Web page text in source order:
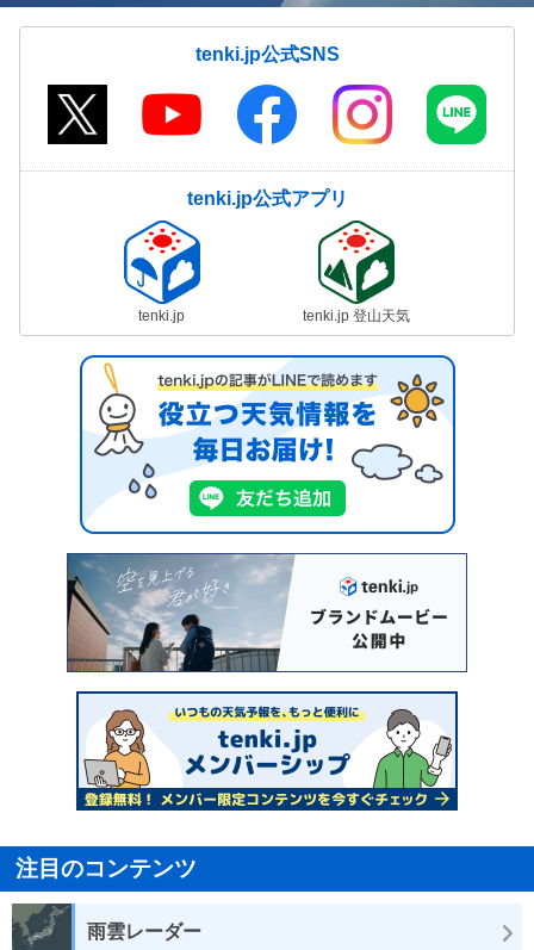
tenki.jp公式SNS
tenki.jp公式アプリ
tenki.jp tenki.jp 登山天気
注目のコンテンツ
雨雲レーダー